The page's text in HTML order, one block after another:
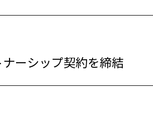
ーシップ契約を締結